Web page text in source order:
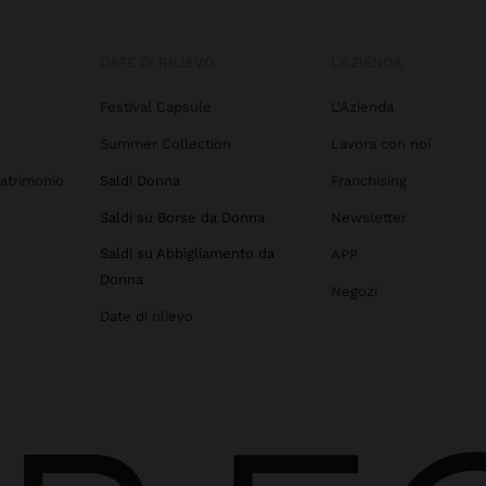
Festival Capsule
Summer Collection
Saldi Donna
Saldi su Borse da Donna
Saldi su Abbigliamento da
Donna
Date di rilievo
L'Azienda
Lavora con noi
Franchising
Newsletter
APP
Negozi